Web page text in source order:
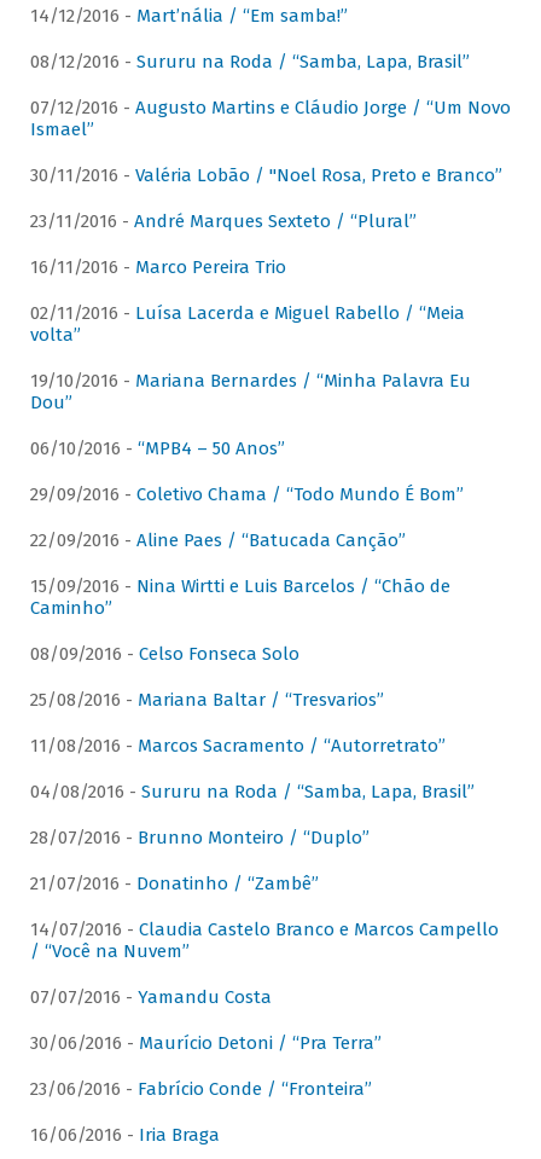
14/12/2016 - Mart’nália / “Em samba!”
08/12/2016 - Sururu na Roda / “Samba, Lapa, Brasil”
07/12/2016 - Augusto Martins e Cláudio Jorge / “Um Novo
Ismael”
30/11/2016 - Valéria Lobão / "Noel Rosa, Preto e Branco”
23/11/2016 - André Marques Sexteto / “Plural”
16/11/2016 - Marco Pereira Trio
02/11/2016 - Luísa Lacerda e Miguel Rabello / “Meia
volta”
19/10/2016 - Mariana Bernardes / “Minha Palavra Eu
Dou”
06/10/2016 - “MPB4 – 50 Anos”
29/09/2016 - Coletivo Chama / “Todo Mundo É Bom”
22/09/2016 - Aline Paes / “Batucada Canção”
15/09/2016 - Nina Wirtti e Luis Barcelos / “Chão de
Caminho”
08/09/2016 - Celso Fonseca Solo
25/08/2016 - Mariana Baltar / “Tresvarios”
11/08/2016 - Marcos Sacramento / “Autorretrato”
04/08/2016 - Sururu na Roda / “Samba, Lapa, Brasil”
28/07/2016 - Brunno Monteiro / “Duplo”
21/07/2016 - Donatinho / “Zambê”
14/07/2016 - Claudia Castelo Branco e Marcos Campello
/ “Você na Nuvem”
07/07/2016 - Yamandu Costa
30/06/2016 - Maurício Detoni / “Pra Terra”
23/06/2016 - Fabrício Conde / “Fronteira”
16/06/2016 - Iria Braga